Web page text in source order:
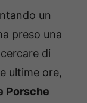
un
preso una
di
ultime ore,
Porsche